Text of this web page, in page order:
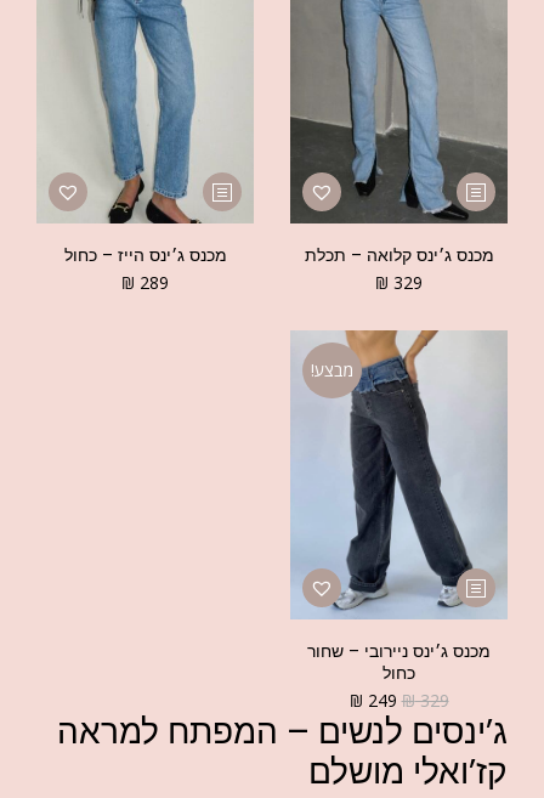
מכנס ג׳ינס קלואה – תכלת
₪ 329
מכנס ג׳ינס הייז – כחול
₪ 289
מבצע!
מכנס ג׳ינס ניירובי – שחור
כחול
₪329
₪ 249
ג’ינסים לנשים – המפתח למראה
קז’ואלי מושלם